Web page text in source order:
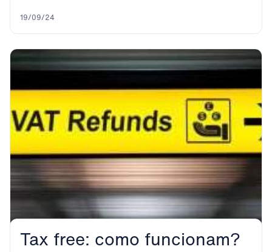
19/09/24
Tax free: como funcionam?